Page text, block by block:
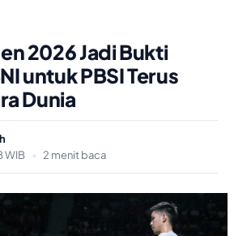
2026 Jadi Bukti
untuk PBSI Terus
Dunia
WIB
• 2 menit baca